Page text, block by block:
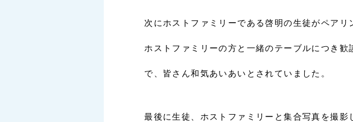
次にホストファミリーである啓明の生徒がペア
ホストファミリーの方と一緒のテーブルにつき
で、皆さん和気あいあいとされていました。
最後に生徒、ホストファミリーと集合写真を撮影